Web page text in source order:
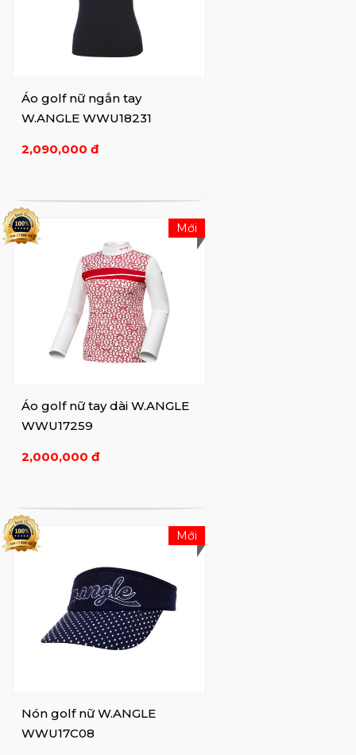
Áo golf nữ ngắn tay
W.ANGLE WWU18231
2,090,000 đ
Áo golf nữ tay dài W.ANGLE
WWU17259
2,000,000 đ
Mới
Nón golf nữ W.ANGLE
WWU17C08
Mới